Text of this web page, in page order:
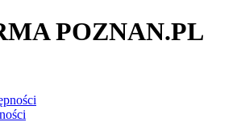
POZNAN.PL